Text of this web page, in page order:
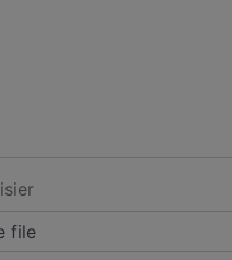
file